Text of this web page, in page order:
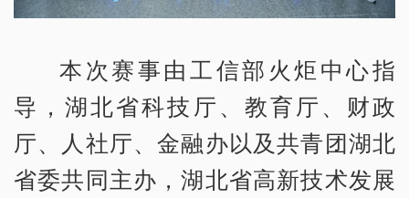
本次赛事由工信部火炬中心指
导，湖北省科技厅、教育厅、财政
厅、人社厅、金融办以及共青团湖北
省委共同主办，湖北省高新技术发展